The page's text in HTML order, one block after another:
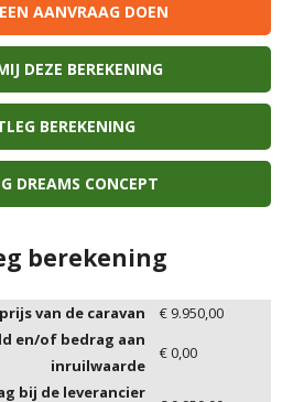
AANVRAAG DOEN
DEZE BEREKENING
BEREKENING
DREAMS CONCEPT
berekening
van de caravan € 9.950,00
en/of bedrag aan
inruilwaarde
€0,00
bij de leverancier